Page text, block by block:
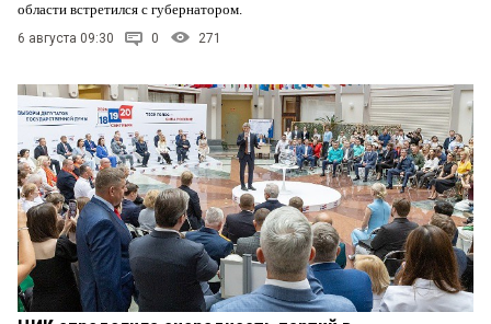
области встретился с губернатором.
6 августа 09:30 0 271